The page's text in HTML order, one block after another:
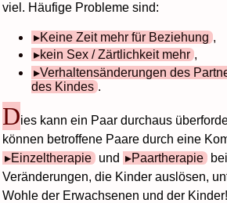
viel. Häufige Probleme sind:
Keine Zeit mehr für Beziehung ,
kein Sex / Zärtlichkeit mehr ,
Verhaltensänderungen des
des Kindes .
Dies kann ein Paar durchaus
können betroffene Paare durch eine
Einzeltherapie und Paartherapie
Veränderungen, die Kinder auslösen,
Wohle der Erwachsenen und der Kinder!